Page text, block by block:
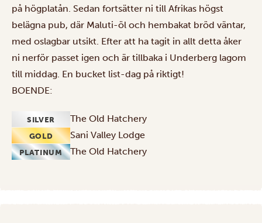
på högplatån. Sedan fortsätter ni till Afrikas högst
belägna pub, där Maluti-öl och hembakat bröd väntar,
med oslagbar utsikt. Efter att ha tagit in allt detta åker
ni nerför passet igen och är tillbaka i Underberg lagom
till middag. En bucket list-dag på riktigt!
BOENDE:
SILVER The Old Hatchery
GOLD Sani Valley Lodge
PLATINUM The Old Hatchery